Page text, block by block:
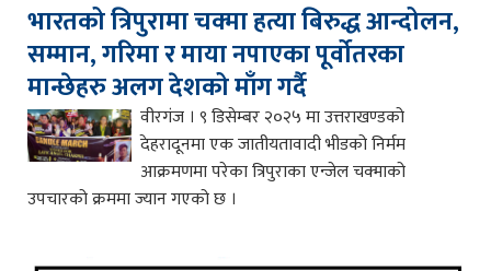
भारतको त्रिपुरामा चक्मा हत्या बिरुद्ध आन्दोलन,
सम्मान, गरिमा र माया नपाएका पूर्वोतरका
मान्छेहरु अलग देशको माँग गर्दै
वीरगंज । ९ डिसेम्बर २०२५ मा उत्तराखण्डको
देहरादूनमा एक जातीयतावादी भीडको निर्मम
आक्रमणमा परेका त्रिपुराका एन्जेल चक्माको
उपचारको क्रममा ज्यान गएको छ ।